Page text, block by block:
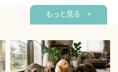
もっと見る +